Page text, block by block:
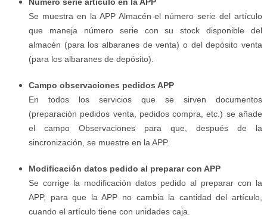
Número serie artículo en la APP
Se muestra en la APP Almacén el número serie del artículo
que maneja número serie con su stock disponible del
almacén (para los albaranes de venta) o del depósito venta
(para los albaranes de depósito).
Campo observaciones pedidos APP
En todos los servicios que se sirven documentos
(preparación pedidos venta, pedidos compra, etc.) se añade
el campo Observaciones para que, después de la
sincronización, se muestre en la APP.
Modificación datos pedido al preparar con APP
Se corrige la modificación datos pedido al preparar con la
APP, para que la APP no cambia la cantidad del artículo,
cuando el artículo tiene con unidades caja.